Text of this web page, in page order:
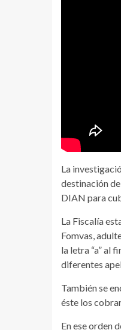
La
destinación
DIAN para
La Fiscalía
Fomvas,
la letra “a” al
diferentes
También se
éste los
En ese orden